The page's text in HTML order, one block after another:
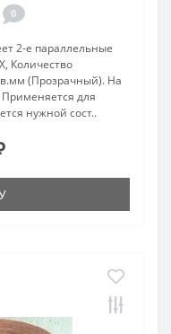
0
2-е параллельные
Количество
(Прозрачный). На
для
нужной сост..